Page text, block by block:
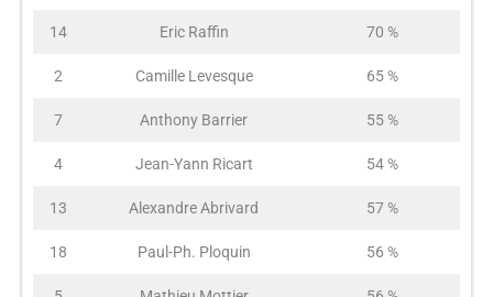
14 Eric Raffin 70 %
2 Camille Levesque 65 %
7 Anthony Barrier 55 %
4 Jean-Yann Ricart 54 %
13 Alexandre Abrivard 57 %
18 Paul-Ph. Ploquin 56 %